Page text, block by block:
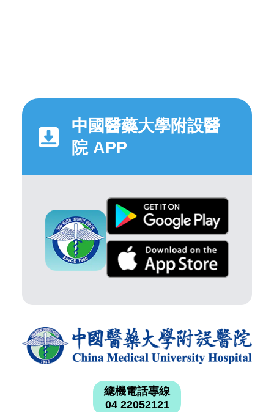
中國醫藥大學附設醫
院 APP
總機電話專線
04 22052121